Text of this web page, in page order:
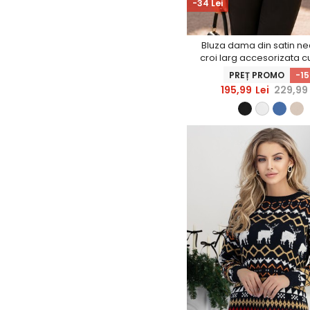
-34 Lei
Bluza dama din satin
croi larg accesorizata
perle -
PREȚ PROMO -
195,99 Lei 229,99